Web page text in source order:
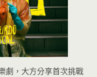
劇，大方分享首次挑戰